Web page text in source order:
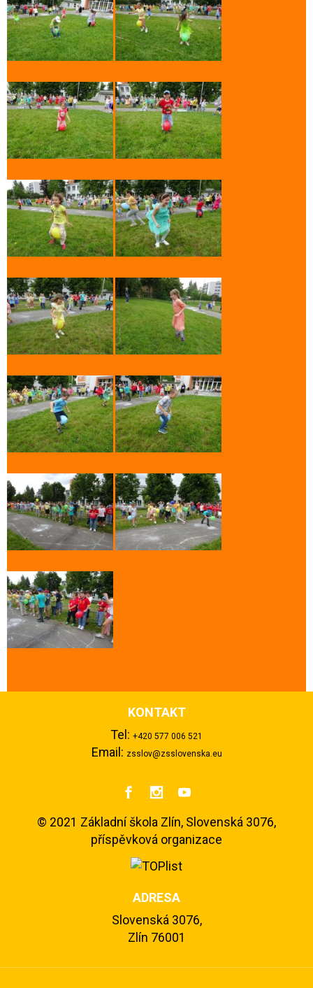
KONTAKT
Tel: +420 577 006 521
Email: zsslov@zsslovenska.eu
  
© 2021 Základní škola Zlín, Slovenská 3076,
příspěvková organizace
ADRESA
Slovenská 3076,
Zlín 76001